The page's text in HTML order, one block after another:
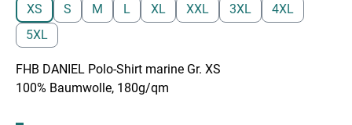
XS
S M L XL XXL 3XL
4XL
5XL
FHB DANIEL Polo-Shirt marine Gr. XS
100% Baumwolle, 180g/qm